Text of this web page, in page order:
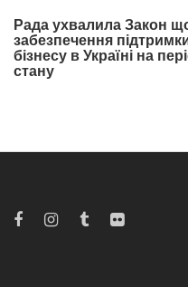
Рада ухвалила Закон
забезпечення
бізнесу в Україні на
стану